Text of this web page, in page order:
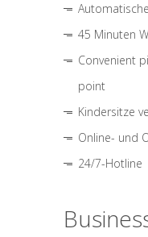
45 Minuten
Convenient
point
Kindersitze
Online- und
24/7-Hotline